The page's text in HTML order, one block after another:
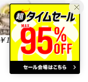
￥129,558 税込